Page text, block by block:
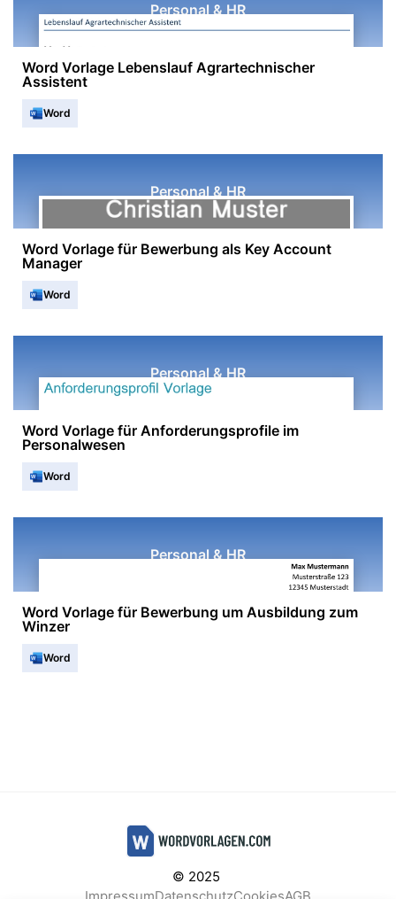
Personal & HR
Word Vorlage Lebenslauf Agrartechnischer
Assistent
Word
Personal & HR
Word Vorlage für Bewerbung als Key Account
Manager
Word
Personal & HR
Word Vorlage für Anforderungsprofile im
Personalwesen
Word
Personal & HR
Word Vorlage für Bewerbung um Ausbildung zum
Winzer
Word
© 2025